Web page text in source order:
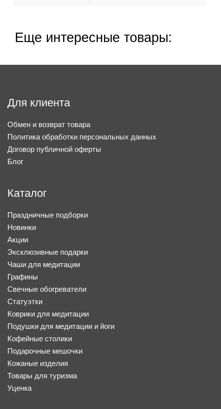
Еще интересные товары:
Для клиента
Обмен и возврат товара
Политика обработки персональных данных
Договор публичной оферты
Блог
Каталог
Праздничные подборки
Новинки
Акции
Эксклюзивные подарки
Чаши для медитации
Графины
Свечные обогреватели
Статуэтки
Коврики для медитации
Подушки для медитации и йоги
Кофейные столики
Подарочные мешочки
Кожаные изделия
Товары для туризма
Уценка